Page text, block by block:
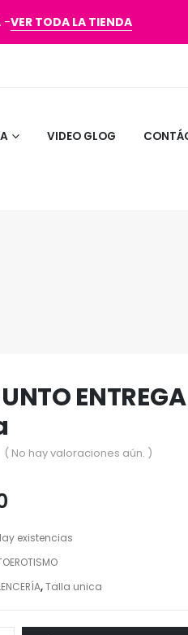
-VER TODA LA TIENDA
VIDEO GLOG
( No hay valoraciones aún. )
existencias
,Talla unica